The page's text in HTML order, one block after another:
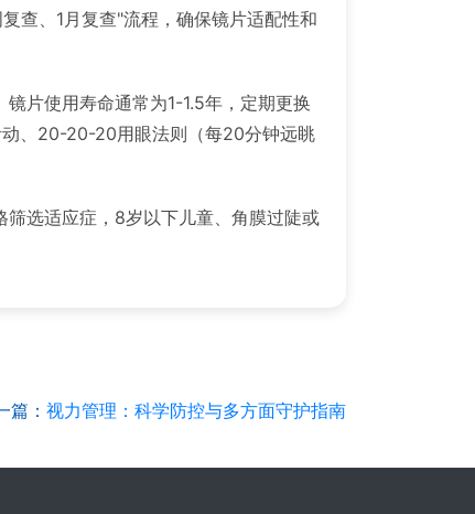
查、1月复查"流程，确保镜片适配性和
片使用寿命通常为1-1.5年，定期更换
、20-20-20用眼法则（每20分钟远眺
选适应症，8岁以下儿童、角膜过陡或
篇： 视力管理：科学防控与多方面守护指南